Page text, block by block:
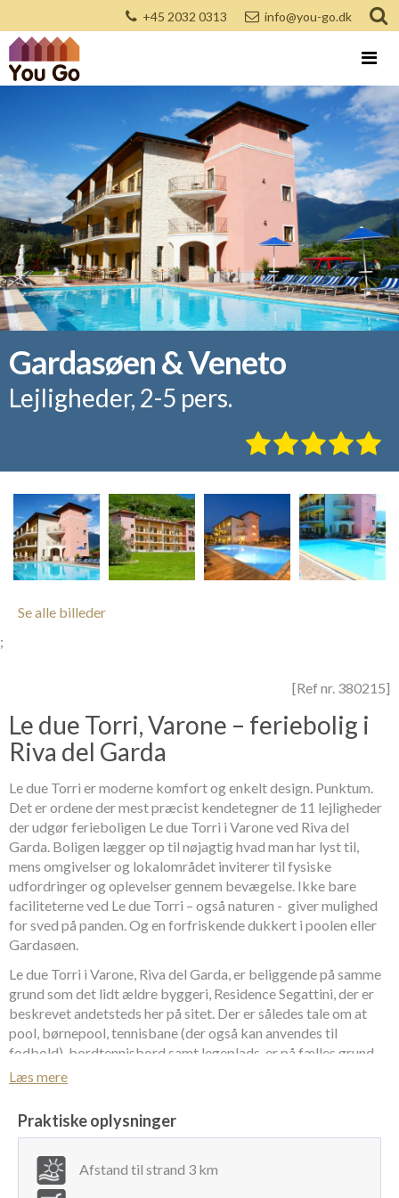
+45 2032 0313 info@you-go.dk
Gardasøen & Veneto
Lejligheder, 2-5 pers.
Se alle billeder
;
[Ref nr. 380215]
Le due Torri, Varone – feriebolig i
Riva del Garda
Le due Torri er moderne komfort og enkelt design. Punktum.
Det er ordene der mest præcist kendetegner de 11 lejligheder
der udgør ferieboligen Le due Torri i Varone ved Riva del
Garda. Boligen lægger op til nøjagtig hvad man har lyst til,
mens omgivelser og lokalområdet inviterer til fysiske
udfordringer og oplevelser gennem bevægelse. Ikke bare
faciliteterne ved Le due Torri – også naturen - giver mulighed
for sved på panden. Og en forfriskende dukkert i poolen eller
Gardasøen.
Le due Torri i Varone, Riva del Garda, er beliggende på samme
grund som det lidt ældre byggeri, Residence Segattini, der er
beskrevet andetsteds her på sitet. Der er således tale om at
pool, børnepool, tennisbane (der også kan anvendes til
fodbold), bordtennisbord samt legeplads, er på fælles grund.
Der er på stueplan i huset reception og mini-bar, der ligeledes
og vin, der kan nydes enten inden døre ved baren eller
medbringes udenfor, hvor man under parasoller kan sidde ved
Baren vil om aftenen være hjemsted for hyggeligt samvær med
stearinlys og afdæmpet musik.
Læs mere
Praktiske oplysninger
Afstand til strand 3 km